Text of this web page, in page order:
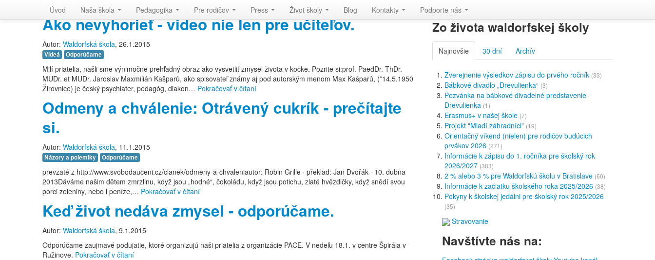
Úvod Naša škola Pedagogika Pre rodičov Press Život školy Blog Kontakty Podporte nás
Waldorfská škola v Bratislave
Ako nevyhorieť - video nie len pre učiteľov.
Autor: Waldorfská škola, 26.1.2015
Videá Odporúčame
Milí priatelia, našli sme výnimočne prehľadný obraz ako vysvetliť zmysel života v kocke. Pozrite si:prof. PaedDr. ThDr.
MUDr. et MUDr. Jaroslav Maxmilián Kašparů, ako spisovateľ známy aj pod autorským menom Max Kašparů, (*14.5.1950
Žirovnice) je český psychiater, pedagóg, diakon… Pokračovať v čítaní
Odmeny a chválenie: Otrávený cukrík - prečítajte
si.
Autor: Waldorfská škola, 11.1.2015
Názory a polemiky Odporúčame
prevzaté z http://www.svobodauceni.cz/clanek/odmeny-a-chvaleniautor: Robin Grille · překlad: Jan Dvořák · 10. dubna
2013Dáváme našim dětem zmrzlinu, když jsou „hodné“, čokoládu, když jsou potichu, zlaté hvězdičky, když snědí svou
porci zeleniny, nebo i peníze,… Pokračovať v čítaní
Keď život nedáva zmysel - odporúčame.
Autor: Waldorfská škola, 9.1.2015
Odporúčame zaujmavé podujatie, ktoré organizujú naši priatelia z organizácie PACE. V nedeľu 18.1. v centre Špirála v
Ružinove. Pokračovať v čítaní
Zo života waldorfskej školy
Najnovšie 30 dní Archív
Zverejnenie výsledkov zápisu do prvého ročník (33)
Bábkové divadlo „Drevulienka“ (3)
Pozvánka na bábkové divadelné predstavenie
Drevulienka (1)
Erasmus+ v našej škole (7)
Projekt "Mladí záhradníci" (19)
Orientačný víkend (nielen) pre rodičov budúcich
prvákov 2026 (271)
Informácie k zápisu do 1. ročníka pre školský rok
2026/2027 (383)
2 % alebo 3 % pre Waldorfskú školu v Bratislave (60)
Informácie k začiatku školského roka 2025/2026 (38)
Pokyny k školskej jedálni pre školský rok 2025/2026
(35)
Stravovanie
Navštívte nás na: